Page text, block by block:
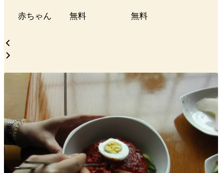
赤ちゃん 無料 無料